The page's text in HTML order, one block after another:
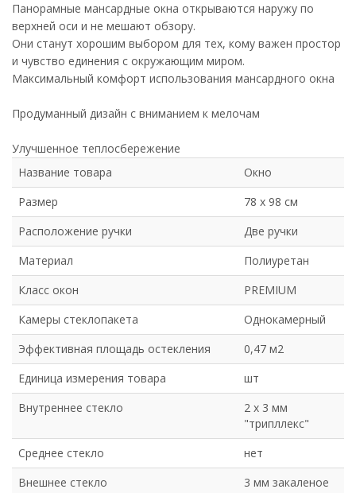
Панорамные мансардные окна открываются наружу по
верхней оси и не мешают обзору.
Они станут хорошим выбором для тех, кому важен простор
и чувство единения с окружающим миром.
Максимальный комфорт использования мансардного окна
Продуманный дизайн с вниманием к мелочам
Улучшенное теплосбережение
Название товара
Окно
Размер
78 х 98 см
Расположение ручки
Две ручки
Материал
Полиуретан
Класс окон
PREMIUM
Камеры стеклопакета
Однокамерный
Эффективная площадь остекления
0,47 м2
Единица измерения товара
шт
Внутреннее стекло
2 х 3 мм
"трипллекс"
Среднее стекло
нет
Внешнее стекло
3 мм закаленое